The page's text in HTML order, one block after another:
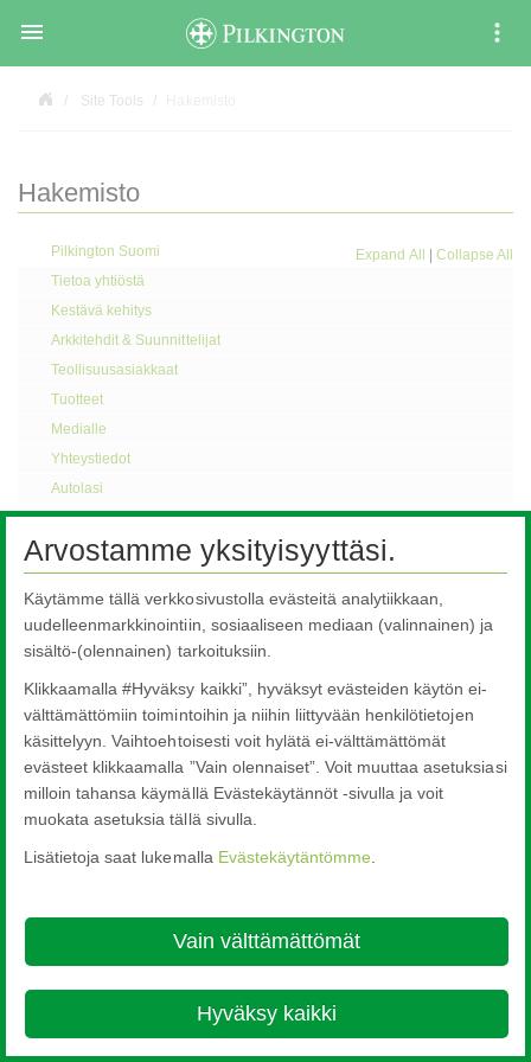

Site Tools
Hakemisto
Expand All | Collapse All
Pilkington Suomi
Tietoa yhtiöstä
Kestävä kehitys
Arkkitehdit & Suunnittelijat
Teollisuusasiakkaat
Tuotteet
Medialle
Yhteystiedot
Autolasi
Nippon Sheet Glass Co., Ltd.
Head Office - 3-5-27 Mita Minato-ku Tokyo
About this site
Cookie Policy Ethics and Compliance Hotline
Legal

Arvostamme yksityisyyttäsi.
Käytämme tällä verkkosivustolla evästeitä analytiikkaan,
uudelleenmarkkinointiin, sosiaaliseen mediaan (valinnainen) ja
sisältö-(olennainen) tarkoituksiin.
Klikkaamalla #Hyväksy kaikki”, hyväksyt evästeiden käytön ei-
välttämättömiin toimintoihin ja niihin liittyvään henkilötietojen
käsittelyyn. Vaihtoehtoisesti voit hylätä ei-välttämättömät
evästeet klikkaamalla ”Vain olennaiset”. Voit muuttaa asetuksiasi
milloin tahansa käymällä Evästekäytännöt -sivulla ja voit
muokata asetuksia tällä sivulla.
Lisätietoja saat lukemalla Evästekäytäntömme
Vain välttämättömät
Hyväksy kaikki